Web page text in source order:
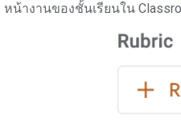
หน้างานของชั้นเรียนใน